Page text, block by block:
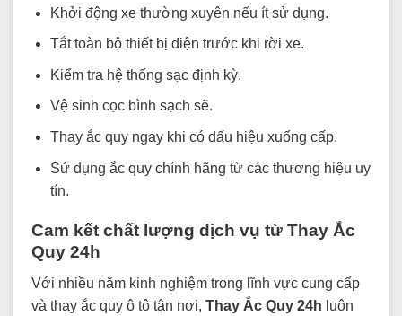
Khởi động xe thường xuyên nếu ít sử dụng.
Tắt toàn bộ thiết bị điện trước khi rời xe.
Kiểm tra hệ thống sạc định kỳ.
Vệ sinh cọc bình sạch sẽ.
Thay ắc quy ngay khi có dấu hiệu xuống cấp.
Sử dụng ắc quy chính hãng từ các thương hiệu uy
tín.
Cam kết chất lượng dịch vụ từ Thay Ắc
Quy 24h
Với nhiều năm kinh nghiệm trong lĩnh vực cung cấp
và thay ắc quy ô tô tận nơi, Thay Ắc Quy 24h luôn